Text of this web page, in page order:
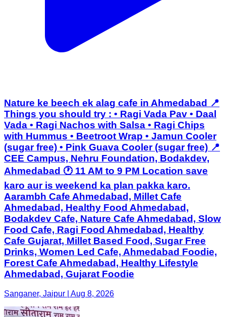
Nature ke beech ek alag cafe in Ahmedabad 📍
Things you should try : • Ragi Vada Pav • Daal
Vada • Ragi Nachos with Salsa • Ragi Chips
with Hummus • Beetroot Wrap • Jamun Cooler
(sugar free) • Pink Guava Cooler (sugar free) 📍
CEE Campus, Nehru Foundation, Bodakdev,
Ahmedabad 🕐 11 AM to 9 PM Location save
karo aur is weekend ka plan pakka karo.
Aarambh Cafe Ahmedabad, Millet Cafe
Ahmedabad, Healthy Food Ahmedabad,
Bodakdev Cafe, Nature Cafe Ahmedabad, Slow
Food Cafe, Ragi Food Ahmedabad, Healthy
Cafe Gujarat, Millet Based Food, Sugar Free
Drinks, Women Led Cafe, Ahmedabad Foodie,
Forest Cafe Ahmedabad, Healthy Lifestyle
Ahmedabad, Gujarat Foodie
Sanganer, Jaipur | Aug 8, 2026